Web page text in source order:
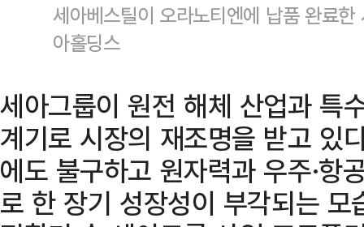
세아베스틸이 오라노티엔에 납품 완료
아홀딩스
세아그룹이 원전 해체 산업과 특
계기로 시장의 재조명을 받고 있
에도 불구하고 원자력과 우주·항
로 한 장기 성장성이 부각되는 모